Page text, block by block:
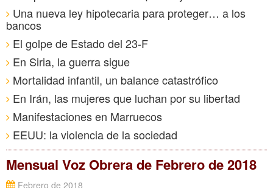
Una nueva ley hipotecaria para proteger… a los
bancos
El golpe de Estado del 23-F
En Siria, la guerra sigue
Mortalidad infantil, un balance catastrófico
En Irán, las mujeres que luchan por su libertad
Manifestaciones en Marruecos
EEUU: la violencia de la sociedad
Mensual Voz Obrera de Febrero de 2018
Febrero de 2018